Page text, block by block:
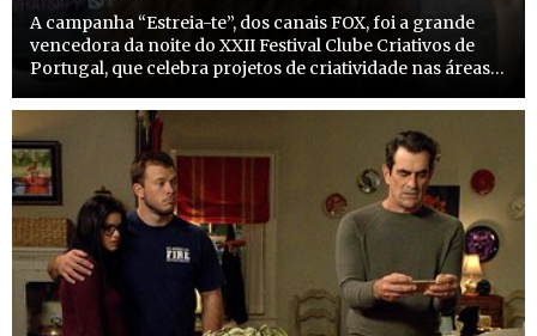
A campanha “Estreia-te”, dos canais FOX, foi a grande
vencedora da noite do XXII Festival Clube Criativos de
Portugal, que celebra projetos de criatividade nas áreas
relações públicas e meios. Estando nomeada para 11 c...